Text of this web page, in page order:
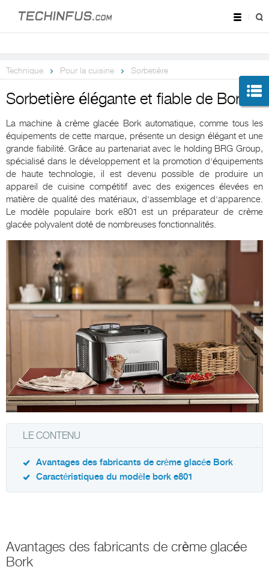
Technique Pour la cuisine Sorbetière
Sorbetière élégante et fiable de Bork
La machine à crème glacée Bork automatique, comme tous les
équipements de cette marque, présente un design élégant et une
grande fiabilité. Grâce au partenariat avec le holding BRG Group,
spécialisé dans le développement et la promotion d'équipements
de haute technologie, il est devenu possible de produire un
appareil de cuisine compétitif avec des exigences élevées en
matière de qualité des matériaux, d'assemblage et d'apparence.
Le modèle populaire bork e801 est un préparateur de crème
glacée polyvalent doté de nombreuses fonctionnalités.
LE CONTENU
Avantages des fabricants de crème glacée Bork
Caractéristiques du modèle bork e801
Avantages des fabricants de crème glacée
Bork